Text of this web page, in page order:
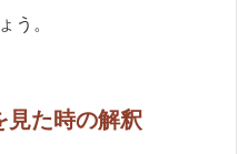
う。
見た時の解釈